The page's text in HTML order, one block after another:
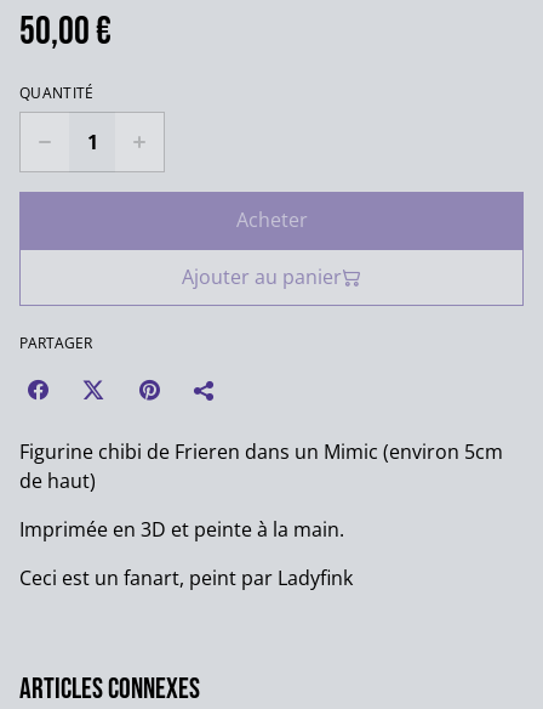
50,00 €
QUANTITÉ
Acheter
Ajouter au panier
PARTAGER
Figurine chibi de Frieren dans un Mimic (environ 5cm
de haut)
Imprimée en 3D et peinte à la main.
Ceci est un fanart, peint par Ladyfink
Articles connexes